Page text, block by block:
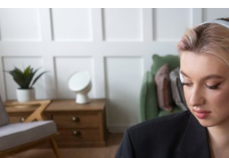
instanţelor judecătoreşti pentru
(…) Vreau să cred că este doar
afirmat Maria Nistor.
Ea a spus că refuză să creadă că
însoţit lotul olimpic naţional la
observat asemenea erori.